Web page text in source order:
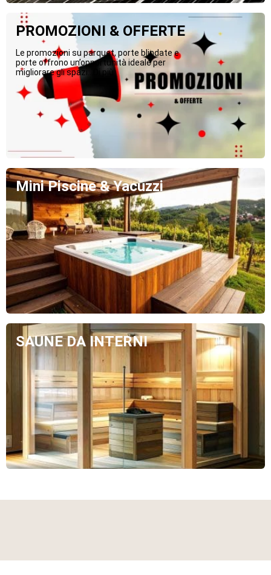
PROMOZIONI & OFFERTE
Le promozioni su parquet, porte blindate e
porte offrono un’opportunità ideale per
migliorare gli spazi...Di più
Mini Piscine & Yacuzzi
SAUNE DA INTERNI